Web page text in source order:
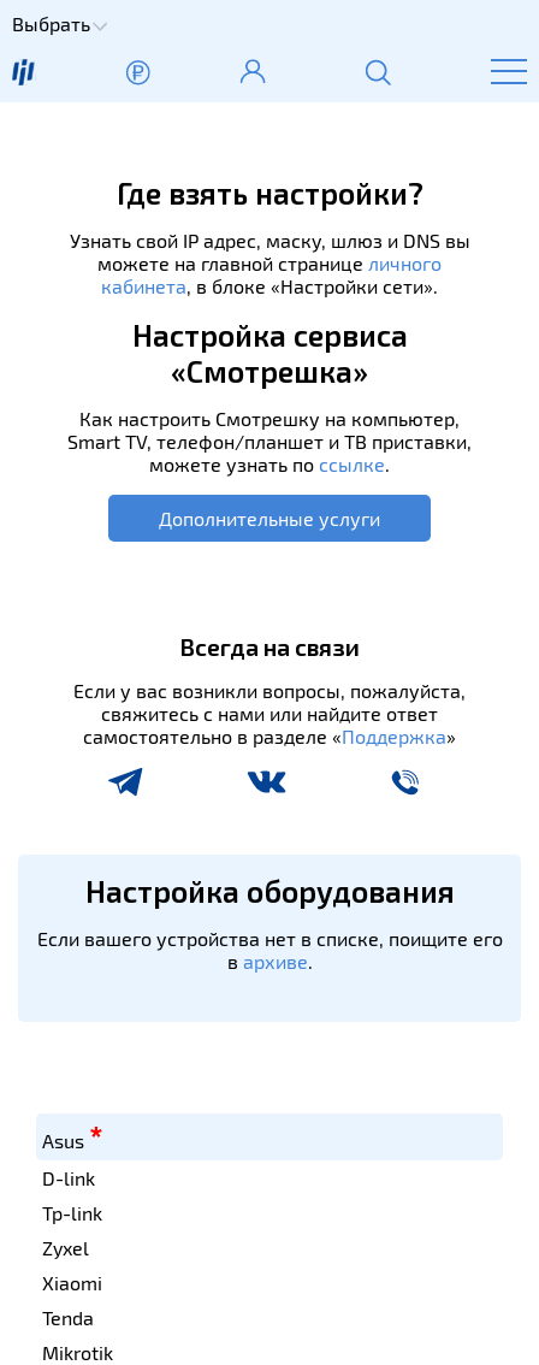
Выбрать
Где взять настройки?
Узнать свой IP адрес, маску, шлюз и DNS вы
можете на главной странице личного
кабинета, в блоке «Наcтройки сети».
Настройка сервиса
«Смотрешка»
Как настроить Смотрешку на компьютер,
Smart TV, телефон/планшет и ТВ приставки,
можете узнать по ссылке.
Дополнительные услуги
Всегда на связи
Если у вас возникли вопросы, пожалуйста,
свяжитесь с нами или найдите ответ
самостоятельно в разделе «Поддержка»
Настройка оборудования
Если вашего устройства нет в списке, поищите его
в архиве.
Asus *
D-link
Tp-link
Zyxel
Xiaomi
Tenda
Mikrotik